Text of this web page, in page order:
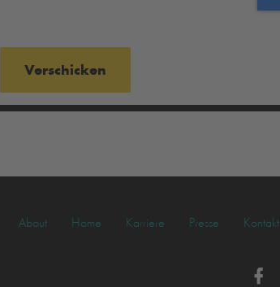
About Home Karriere Presse Kontakt